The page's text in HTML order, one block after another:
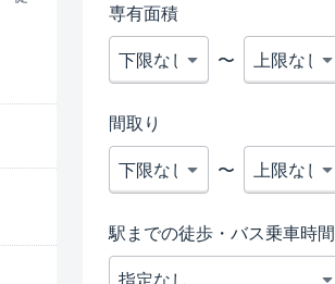
専有面積
〜
間取り
〜
駅までの徒歩・バス乗車時間